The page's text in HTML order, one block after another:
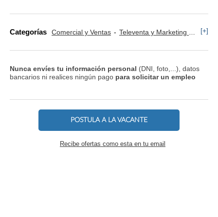
Categorías Comercial y Ventas Televenta y Marketing Telefónico [+]
Nunca envíes tu información personal (DNI, foto,...), datos
bancarios ni realices ningún pago para solicitar un empleo
POSTULA A LA VACANTE
Recibe ofertas como esta en tu email